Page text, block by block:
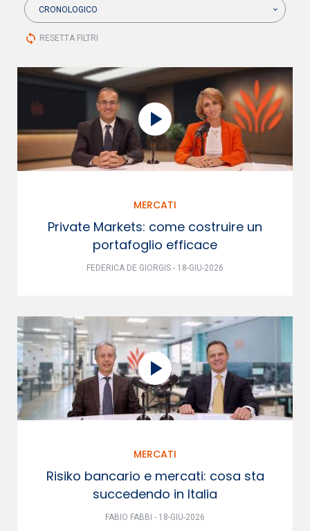
CRONOLOGICO
sync RESETTA FILTRI
MERCATI
Private Markets: come costruire un
portafoglio efficace
FEDERICA DE GIORGIS - 18-GIU-2026
MERCATI
Risiko bancario e mercati: cosa sta
succedendo in Italia
FABIO FABBI - 18-GIU-2026